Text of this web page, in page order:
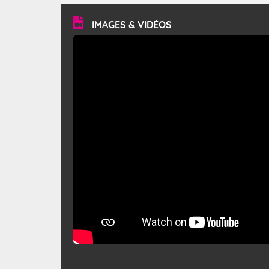
vitesse moyenne de 50 km/h et atteindre 80 à 100 km/h
en rafales, parfois davantage. Il parcourt la basse vallée
du Rhône et la Provence et envahit le littoral
méditerranéen à partir de la Camargue.
IMAGES & VIDÉOS